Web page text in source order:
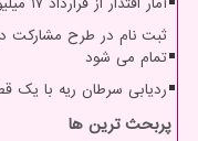
تمام می شود
ردیابی سرطان ریه با یک
پربحث ترین ها